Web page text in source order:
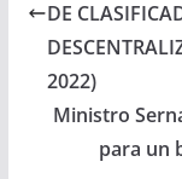
DE
2022)
Ministro
para un